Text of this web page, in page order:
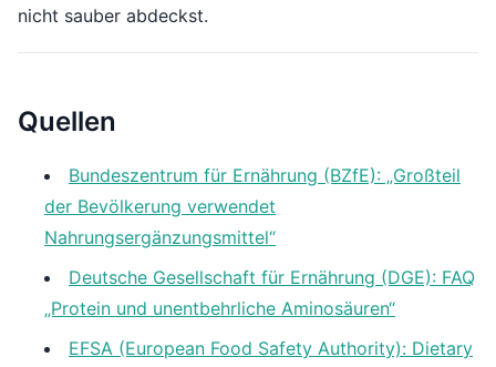
nicht sauber abdeckst.
Quellen
Bundeszentrum für Ernährung (BZfE): „Großteil
der Bevölkerung verwendet
Nahrungsergänzungsmittel“
Deutsche Gesellschaft für Ernährung (DGE): FAQ
„Protein und unentbehrliche Aminosäuren“
EFSA (European Food Safety Authority): Dietary